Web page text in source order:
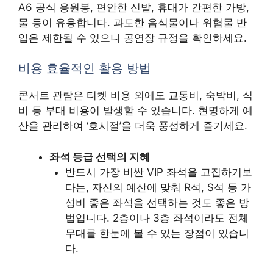
A6 공식 응원봉, 편안한 신발, 휴대가 간편한 가방,
물 등이 유용합니다. 과도한 음식물이나 위험물 반
입은 제한될 수 있으니 공연장 규정을 확인하세요.
비용 효율적인 활용 방법
콘서트 관람은 티켓 비용 외에도 교통비, 숙박비, 식
비 등 부대 비용이 발생할 수 있습니다. 현명하게 예
산을 관리하여 ‘호시절’을 더욱 풍성하게 즐기세요.
좌석 등급 선택의 지혜
반드시 가장 비싼 VIP 좌석을 고집하기보
다는, 자신의 예산에 맞춰 R석, S석 등 가
성비 좋은 좌석을 선택하는 것도 좋은 방
법입니다. 2층이나 3층 좌석이라도 전체
무대를 한눈에 볼 수 있는 장점이 있습니
다.